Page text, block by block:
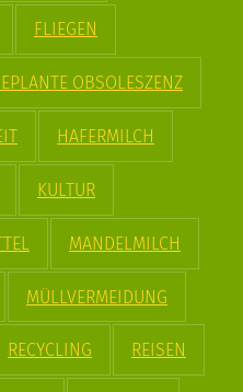
FLIEGEN
OBSOLESZENZ
HAFERMILCH
KULTUR
MANDELMILCH
MÜLLVERMEIDUNG
RECYCLING REISEN